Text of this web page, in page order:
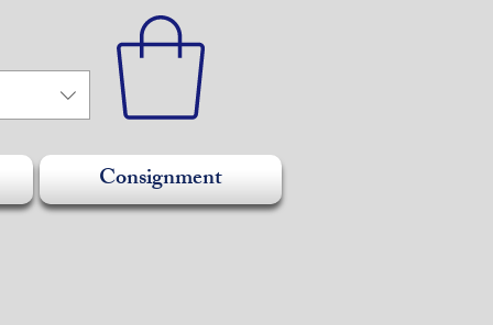
Consignment